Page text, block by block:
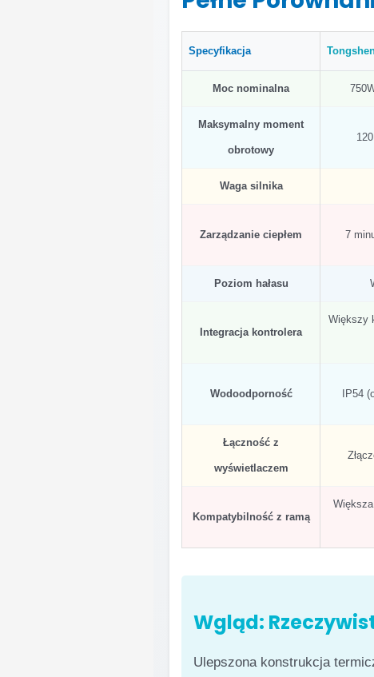
Specyfikacja
Moc nominalna
Maksymalny moment
obrotowy
Waga silnika
Zarządzanie ciepłem 7
Poziom hałasu
Integracja kontrolera
Większy
Wodoodporność IP54
Łączność z
wyświetlaczem
Kompatybilność z ramą
Wgląd:
Ulepszona konstrukcja